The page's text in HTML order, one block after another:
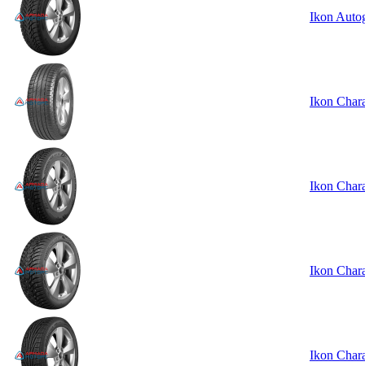
Ikon
Ikon
Ikon
Ikon
Ikon